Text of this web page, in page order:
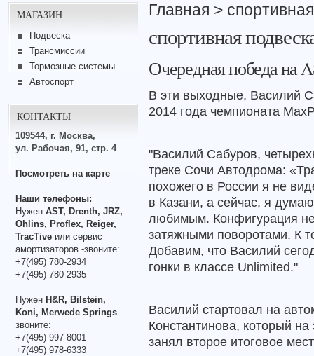
МАГАЗИН
Подвеска
Трансмиссии
Тормозные системы
Автоспорт
КОНТАКТЫ
109544, г. Москва,
ул. Рабочая, 91, стр. 4
Посмотреть на карте
Наши телефоны:
Нужен AST, Drenth, JRZ,
Ohlins, Proflex, Reiger,
TracTive или сервис
амортизаторов -звоните:
+7(495) 780-2934
+7(495) 780-2935
Нужен H&R, Bilstein,
Koni, Merwede Springs -
звоните:
+7(495) 997-8001
+7(495) 978-6333
Главная >
спортивная
Очередная победа на
В эти выходные, Василий
2014 года чемпионата
"Василий Сабуров,
треке Сочи Автодрома:
похожего в России я не
в Казани, а сейчас, я
любимым. Конфигурация
затяжными поворотами. К
Добавим, что Василий
гонки в классе Unlimited."
Василий стартовал на
Константинова, который
занял второе итоговое